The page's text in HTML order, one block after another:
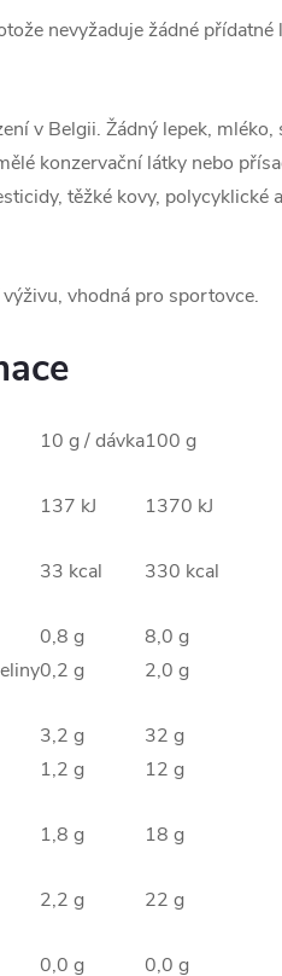
nevyžaduje žádné
v Belgii. Žádný lepek, mléko,
konzervační látky nebo
těžké kovy, polycyklické
vhodná pro sportovce.
10 g / dávka100 g
137 kJ 1370 kJ
33 kcal 330 kcal
0,8 g
0,2 g
8,0 g
2,0 g
3,2 g
1,2 g
32 g
12 g
1,8 g 18 g
2,2 g 22 g
0,0 g 0,0 g